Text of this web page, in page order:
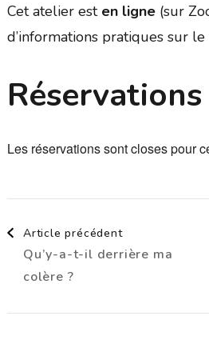
Cet atelier esten ligne(sur
d’informations pratiques sur
Réservations
Les réservations sont closes pour
Navigation
d'article
Article précédent
Qu’y-a-t-il derrière ma
colère ?